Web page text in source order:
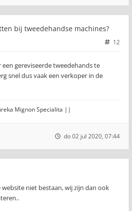
bij tweedehandse machines?
12
gereviseerde tweedehands te
snel dus vaak een verkoper in de
Mignon Specialita ||
do 02 jul 2020, 07:44
niet bestaan, wij zijn dan ook